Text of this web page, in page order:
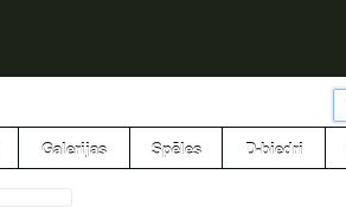
Galerijas Spēles D-biedri